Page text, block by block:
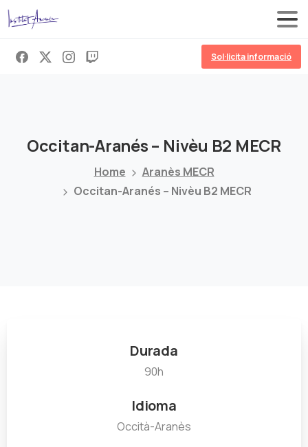
Sol·licita informació
Occitan-Aranés– Nivèu B2 MECR
Home
Aranès MECR
Occitan-Aranés – Nivèu B2 MECR
Durada
90h
Idioma
Occità-Aranès